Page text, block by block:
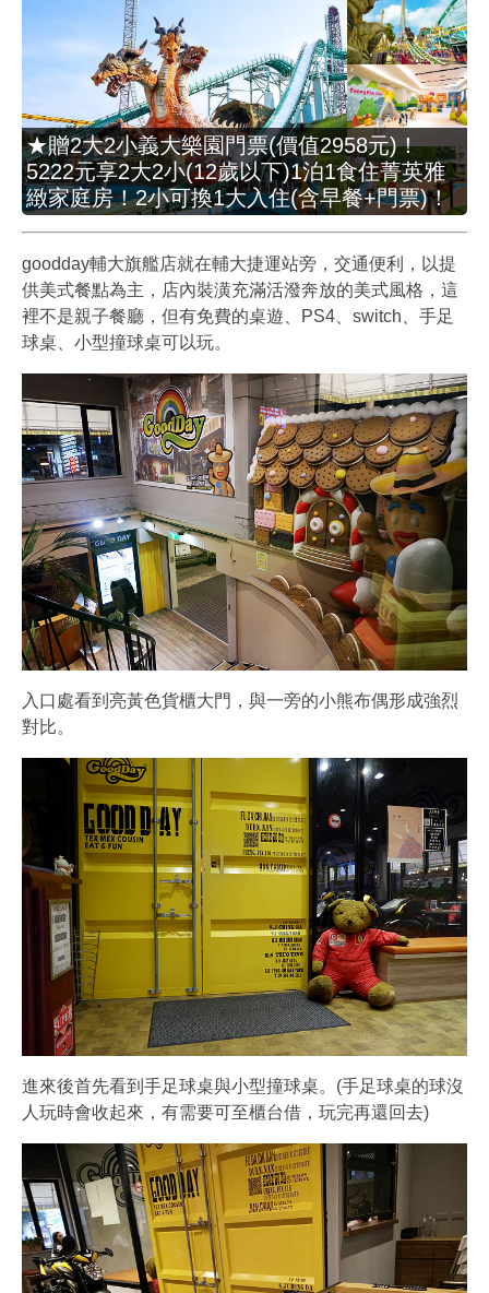
★贈2大2小義大樂園門票(價值2958元)！
5222元享2大2小(12歲以下)1泊1食住菁英雅
緻家庭房！2小可換1大入住(含早餐+門票)！
goodday輔大旗艦店就在輔大捷運站旁，交通便利，以提
供美式餐點為主，店內裝潢充滿活潑奔放的美式風格，這
裡不是親子餐廳，但有免費的桌遊、PS4、switch、手足
球桌、小型撞球桌可以玩。
入口處看到亮黃色貨櫃大門，與一旁的小熊布偶形成強烈
對比。
進來後首先看到手足球桌與小型撞球桌。(手足球桌的球沒
人玩時會收起來，有需要可至櫃台借，玩完再還回去)